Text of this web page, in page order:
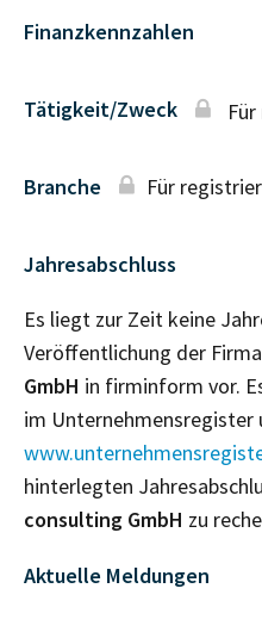
Finanzkennzahlen
Tätigkeit/Zweck
Branche Für
Jahresabschluss
Es liegt zur Zeit keine
Veröffentlichung der Firma
GmbH in firminform vor.
im Unternehmensregister
hinterlegten
consulting GmbH zu
Aktuelle Meldungen